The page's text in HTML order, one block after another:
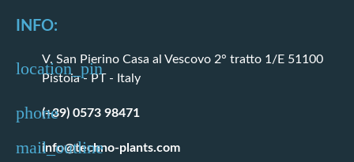
INFO:
V. San Pierino Casa al Vescovo 2° tratto 1/E 51100
Pistoia - PT - Italy
(+39) 0573 98471
info@techno-plants.com